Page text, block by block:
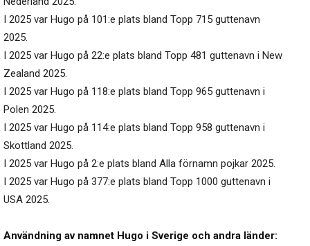
I 2025 var Hugo på 101:e plats bland Topp 715 guttenavn
2025.
I 2025 var Hugo på 22:e plats bland Topp 481 guttenavn i New
Zealand 2025.
I 2025 var Hugo på 118:e plats bland Topp 965 guttenavn i
Polen 2025.
I 2025 var Hugo på 114:e plats bland Topp 958 guttenavn i
Skottland 2025.
I 2025 var Hugo på 2:e plats bland Alla förnamn pojkar 2025.
I 2025 var Hugo på 377:e plats bland Topp 1000 guttenavn i
USA 2025.
Användning av namnet Hugo i Sverige och andra länder: